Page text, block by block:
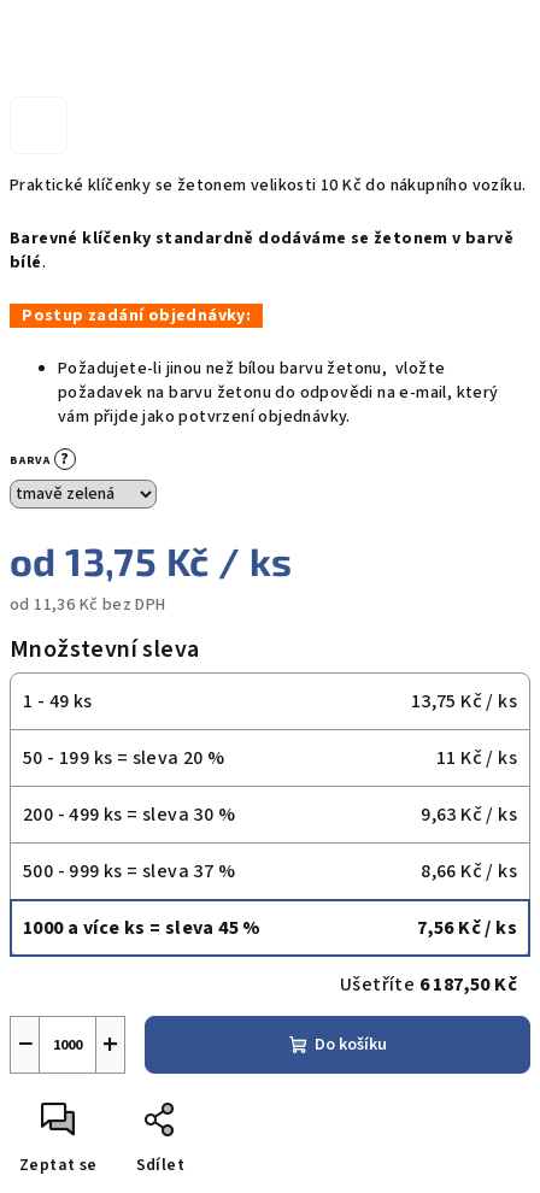
Praktické klíčenky se žetonem velikosti 10 Kč do nákupního vozíku.
Barevné klíčenky standardně dodáváme se žetonem v barvě
bílé.
Postup zadání objednávky:
Požadujete-li jinou než bílou barvu žetonu, vložte
požadavek na barvu žetonu do odpovědi na e-mail, který
vám přijde jako potvrzení objednávky.
BARVA ?
od13,75 Kč / ks
od 11,36 Kč bez DPH
cena:
Množstevní sleva
1 - 49 ks 13,75 Kč/ ks
50 - 199 ks = sleva 20 % 11 Kč/ ks
200 - 499 ks = sleva 30 % 9,63 Kč/ ks
500 - 999 ks = sleva 37 % 8,66 Kč/ ks
1000 a více ks = sleva 45 % 7,56 Kč/ ks
Ušetříte 6 187,50 Kč
+
− Do košíku
Zeptat se Sdílet